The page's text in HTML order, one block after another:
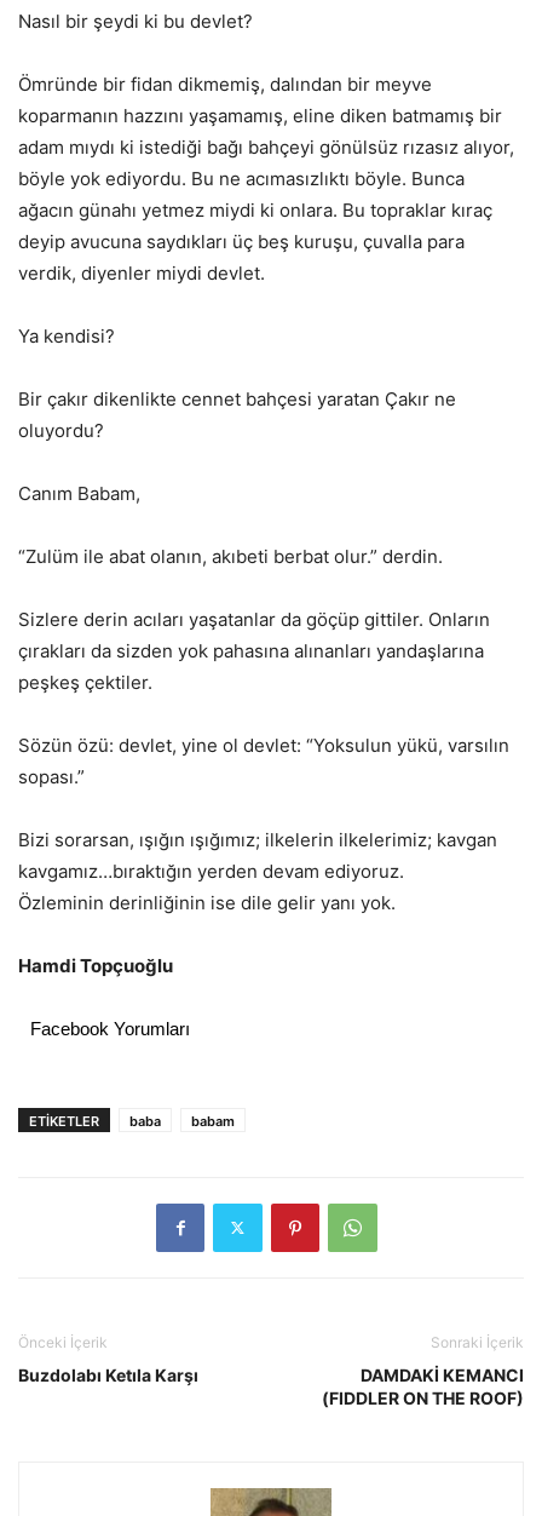
Nasıl bir şeydi ki bu devlet?
Ömründe bir fidan dikmemiş, dalından bir meyve
koparmanın hazzını yaşamamış, eline diken batmamış bir
adam mıydı ki istediği bağı bahçeyi gönülsüz rızasız alıyor,
böyle yok ediyordu. Bu ne acımasızlıktı böyle. Bunca
ağacın günahı yetmez miydi ki onlara. Bu topraklar kıraç
deyip avucuna saydıkları üç beş kuruşu, çuvalla para
verdik, diyenler miydi devlet.
Ya kendisi?
Bir çakır dikenlikte cennet bahçesi yaratan Çakır ne
oluyordu?
Canım Babam,
“Zulüm ile abat olanın, akıbeti berbat olur.” derdin.
Sizlere derin acıları yaşatanlar da göçüp gittiler. Onların
çırakları da sizden yok pahasına alınanları yandaşlarına
peşkeş çektiler.
Sözün özü: devlet, yine ol devlet: “Yoksulun yükü, varsılın
sopası.”
Bizi sorarsan, ışığın ışığımız; ilkelerin ilkelerimiz; kavgan
kavgamız…bıraktığın yerden devam ediyoruz.
Özleminin derinliğinin ise dile gelir yanı yok.
Hamdi Topçuoğlu
Facebook Yorumları
ETIKETLER baba babam
Önceki İçerik
Buzdolabı Ketıla Karşı
Sonraki İçerik
DAMDAKİ KEMANCI
(FIDDLER ON THE ROOF)